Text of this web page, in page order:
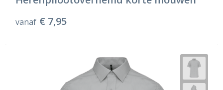
vanaf € 7,95